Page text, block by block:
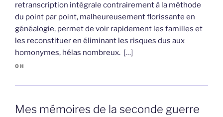
retranscription intégrale contrairement à la méthode
du point par point, malheureusement florissante en
généalogie, permet de voir rapidement les familles et
les reconstituer en éliminant les risques dus aux
homonymes, hélas nombreux. […]
OH
Mes mémoires de la seconde guerre